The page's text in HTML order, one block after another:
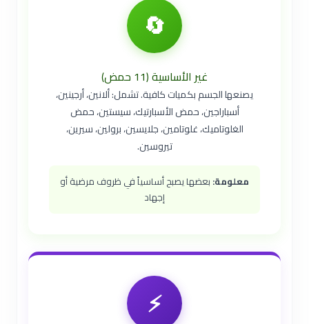
🔄
غير الأساسية (11 حمض)
يصنعها الجسم بكميات كافية. تشمل: ألانين، أرجينين،
أسباراجين، حمض الأسبارتيك، سيستين، حمض
الغلوتاميك، غلوتامين، جلايسين، برولين، سيرين،
تيروسين.
معلومة: بعضها يصبح أساسياً في ظروف مرضية أو
إجهاد
⚡